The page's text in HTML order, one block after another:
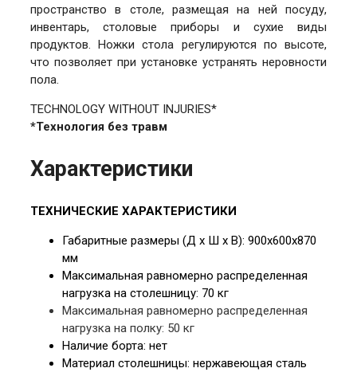
пространство в столе, размещая на ней посуду,
инвентарь, столовые приборы и сухие виды
продуктов. Ножки стола регулируются по высоте,
что позволяет при установке устранять неровности
пола.
TECHNOLOGY WITHOUT INJURIES*
*Технология без травм
Характеристики
ТЕХНИЧЕСКИЕ ХАРАКТЕРИСТИКИ
Габаритные размеры (Д х Ш х В): 900х600х870
мм
Максимальная равномерно распределенная
нагрузка на столешницу: 70 кг
Максимальная равномерно распределенная
нагрузка на полку: 50 кг
Наличие борта: нет
Материал столешницы: нержавеющая сталь